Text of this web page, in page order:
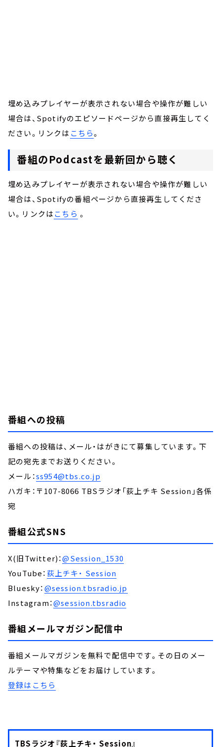
埋め込みプレイヤーが表示されない場合や操作が難しい
場合は、Spotifyのエピソードページから直接再生してく
ださい。リンクは こちら。
番組のPodcastを最新回から聴く
埋め込みプレイヤーが表示されない場合や操作が難しい
場合は、Spotifyの番組ページから直接再生してくださ
い。リンクはこちら 。
番組への投稿
番組への投稿は、メール・はがきにて募集しています。下
記の宛先までお送りください。
メール：ss954@tbs.co.jp
ハガキ：〒107-8066 TBSラジオ「荻上チキ Session」各係
宛
番組公式SNS
X(旧Twitter)：@Session_1530
YouTube： 荻上チキ・ Session
Bluesky：@session.tbsradio.jp
Instagram：@session.tbsradio
番組メールマガジン配信中
番組メールマガジンを無料で配信中です。その日のメー
ルテーマや特集などをお届けしています。
登録はこちら
TBSラジオ『荻上チキ・ Session』